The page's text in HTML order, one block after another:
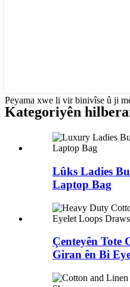
Peyama xwe li vir binivîse û ji
Kategoriyên
Lûks Ladies
Laptop Bag
Çenteyên Tote
Giran ên Bi